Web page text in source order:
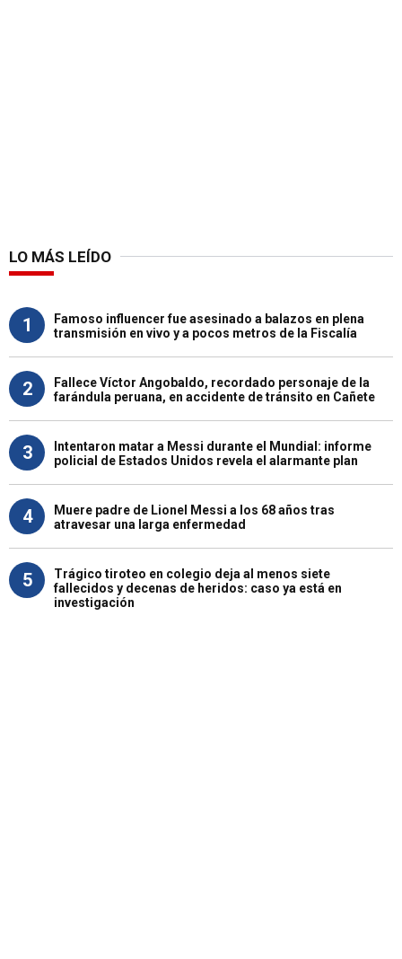
LO MÁS LEÍDO
1
Famoso influencer fue asesinado a balazos en plena
transmisión en vivo y a pocos metros de la Fiscalía
2
Fallece Víctor Angobaldo, recordado personaje de la
farándula peruana, en accidente de tránsito en Cañete
3
Intentaron matar a Messi durante el Mundial: informe
policial de Estados Unidos revela el alarmante plan
4
Muere padre de Lionel Messi a los 68 años tras
atravesar una larga enfermedad
5
Trágico tiroteo en colegio deja al menos siete
fallecidos y decenas de heridos: caso ya está en
investigación